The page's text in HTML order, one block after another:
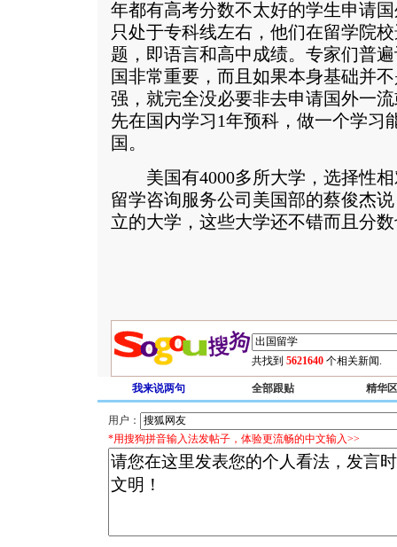
年都有高考分数不太好的学生申请
只处于专科线左右，他们在留学院
题，即语言和高中成绩。专家们普
国非常重要，而且如果本身基础并
强，就完全没必要非去申请国外一
先在国内学习1年预科，做一个学习
国。
美国有4000多所大学，选择性相
留学咨询服务公司美国部的蔡俊杰
立的大学，这些大学还不错而且分
共找到 5621640 个相关新闻.
我来说两句 全部跟贴 精华区
用户：
*用搜狗拼音输入法发帖子，体验更流畅的中文输入>>